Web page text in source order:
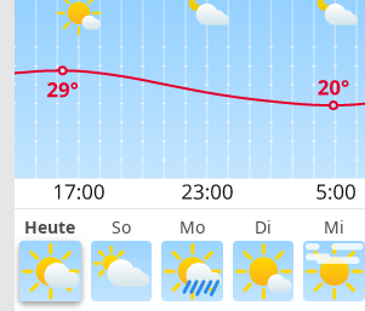
Heute So Mo Di Mi